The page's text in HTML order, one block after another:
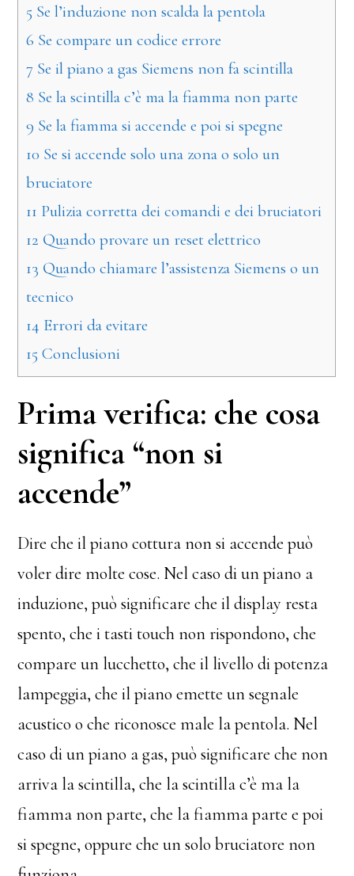
5 Se l’induzione non scalda la pentola
6 Se compare un codice errore
7 Se il piano a gas Siemens non fa scintilla
8 Se la scintilla c’è ma la fiamma non parte
9 Se la fiamma si accende e poi si spegne
10 Se si accende solo una zona o solo un
bruciatore
11 Pulizia corretta dei comandi e dei bruciatori
12 Quando provare un reset elettrico
13 Quando chiamare l’assistenza Siemens o un
tecnico
14 Errori da evitare
15 Conclusioni
Prima verifica: che cosa
significa “non si
accende”
Dire che il piano cottura non si accende può
voler dire molte cose. Nel caso di un piano a
induzione, può significare che il display resta
spento, che i tasti touch non rispondono, che
compare un lucchetto, che il livello di potenza
lampeggia, che il piano emette un segnale
acustico o che riconosce male la pentola. Nel
caso di un piano a gas, può significare che non
arriva la scintilla, che la scintilla c’è ma la
fiamma non parte, che la fiamma parte e poi
si spegne, oppure che un solo bruciatore non